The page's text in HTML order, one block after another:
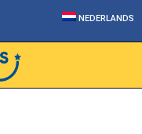
NEDERLANDS